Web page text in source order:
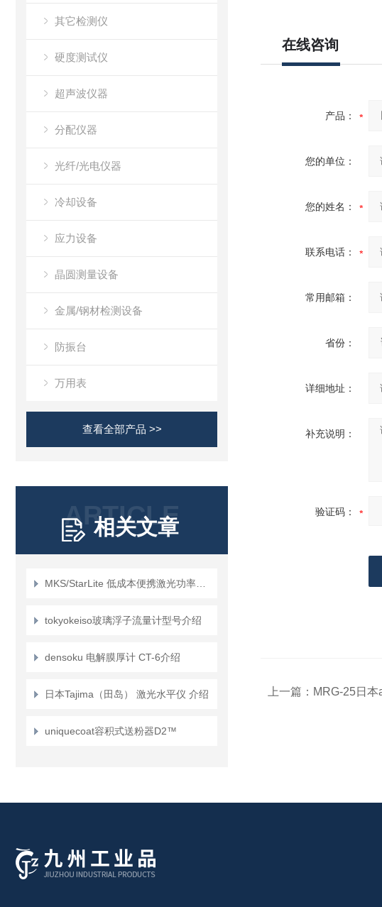
其它检测仪
硬度测试仪
超声波仪器
分配仪器
光纤/光电仪器
冷却设备
应力设备
晶圆测量设备
金属/钢材检测设备
防振台
万用表
查看全部产品 >>
ARTICLE
相关文章
tokyokeiso玻璃浮子流量计型号介绍
densoku 电解膜厚计 CT-6介绍
日本Tajima（田岛） 激光水平仪 介绍
uniquecoat容积式送粉器D2™
在线咨询
产品：
您的单位：
您的姓名：
联系电话：
常用邮箱：
省份：
详细地址：
补充说明：
验证码：
上一篇： MRG-25日